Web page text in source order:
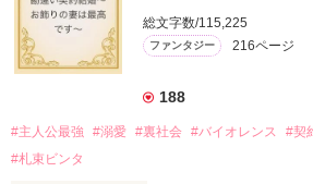
総文字数/115,225
ファンタジー 216ページ
188
#主人公最強 #溺愛 #裏社会 #バイオレンス #契
#札束ビンタ